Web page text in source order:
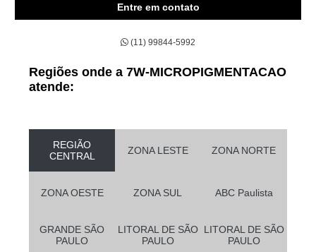
Entre em contato
(11) 99844-5992
Regiões onde a 7W-MICROPIGMENTACAO
atende:
REGIÃO
CENTRAL
ZONA LESTE ZONA NORTE
ZONA OESTE ZONA SUL ABC Paulista
GRANDE SÃO
PAULO
LITORAL DE SÃO
PAULO
LITORAL DE SÃO
PAULO